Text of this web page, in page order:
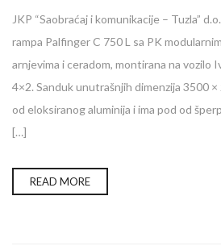
JKP “Saobraćaj i komunikacije – Tuzla”
rampa Palfinger C 750 L sa PK
arnjevima i ceradom, montirana na vozilo
4×2. Sanduk unutrašnjih dimenzija 3500
od eloksiranog aluminija i ima pod od
[…]
READ MORE